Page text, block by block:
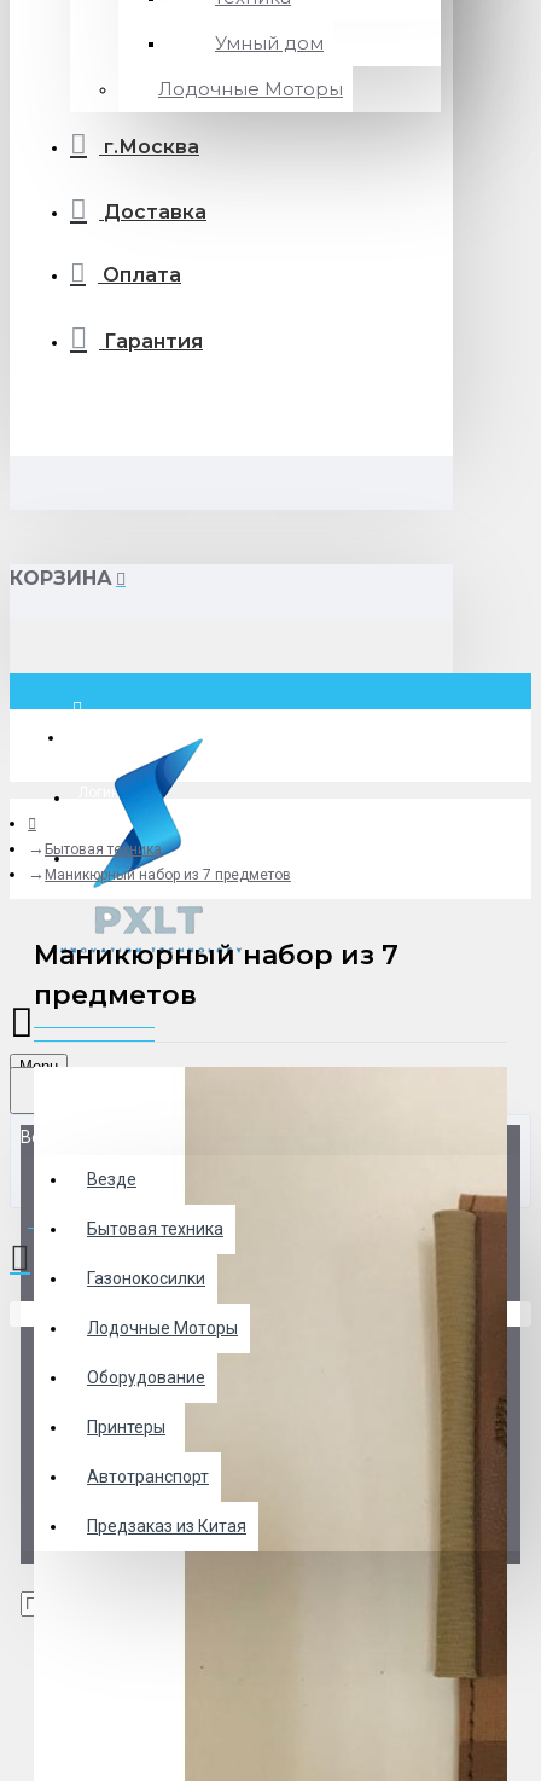
Умный дом
Лодочные Моторы
г.Москва
Доставка
Оплата
Гарантия
КОРЗИНА
Логин
+79775619766
Menu
Везде
Везде
Бытовая техника
Газонокосилки
Лодочные Моторы
Оборудование
Принтеры
Автотранспорт
Предзаказ из Китая
0 товар(ов) - 0 р.
Бытовая техника
Маникюрный набор из 7 предметов
Маникюрный набор из 7
предметов